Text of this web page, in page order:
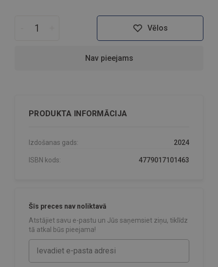
Vēlos
Nav pieejams
PRODUKTA INFORMĀCIJA
Izdošanas gads: 2024
ISBN kods: 4779017101463
Šīs preces nav noliktavā
Atstājiet savu e-pastu un Jūs saņemsiet ziņu, tiklīdz
tā atkal būs pieejama!